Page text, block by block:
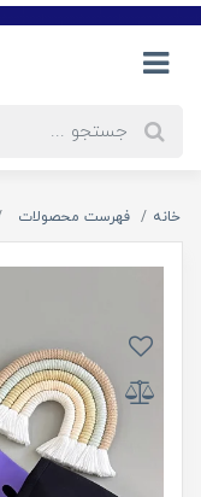
خانه فهرست محصولات